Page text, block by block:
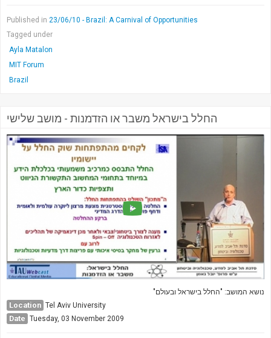
Published in 23/06/10 - Brazil: A Carnival of Opportunities
Tagged under
Ayla Matalon
MIT Forum
Brazil
החלל בישראל משבר או הזדמנות - מושב שלישי
נושא המושב: "החלל בישראל ובעולם"
Location Tel Aviv University
Date Tuesday, 03 November 2009